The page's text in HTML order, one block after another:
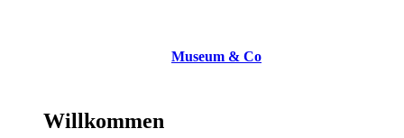
Museum & Co
Willkommen